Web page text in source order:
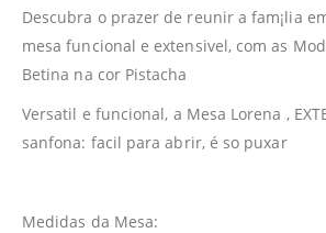
Descubra o prazer de reunir a fam¡lia
mesa funcional e extensivel, com as
Betina na cor Pistacha
Versatil e funcional, a Mesa Lorena ‚
sanfona: facil para abrir, é so puxar
Medidas da Mesa: